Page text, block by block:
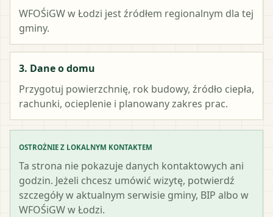
WFOŚiGW w Łodzi jest źródłem regionalnym dla tej
gminy.
3. Dane o domu
Przygotuj powierzchnię, rok budowy, źródło ciepła,
rachunki, ocieplenie i planowany zakres prac.
OSTROŻNIE Z LOKALNYM KONTAKTEM
Ta strona nie pokazuje danych kontaktowych ani
godzin. Jeżeli chcesz umówić wizytę, potwierdź
szczegóły w aktualnym serwisie gminy, BIP albo w
WFOŚiGW w Łodzi.